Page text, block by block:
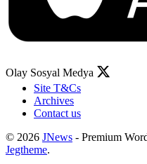
Olay Sosyal Medya
Site T&Cs
Archives
Contact us
© 2026 JNews - Premium
Jegtheme.